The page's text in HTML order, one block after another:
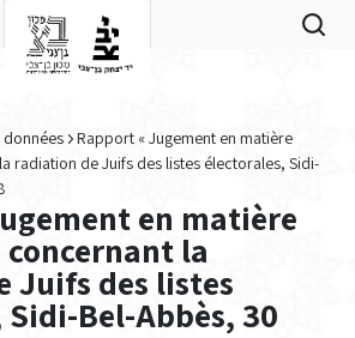
données
Rapport « Jugement en matière
radiation de Juifs des listes électorales, Sidi-
en matière
la
Juifs des listes
Bel-Abbès, 30